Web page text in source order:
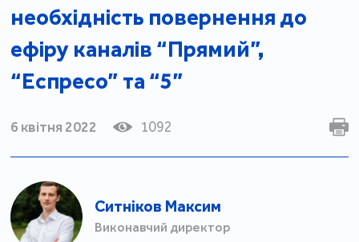
необхідність повернення до
ефіру каналів “Прямий”,
“Еспресо” та “5”
6 квітня 2022 1092
Ситніков Максим
Виконавчий директор